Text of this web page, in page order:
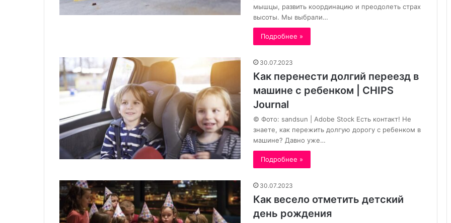
мышцы, развить координацию и преодолеть страх
высоты. Мы выбрали…
Подробнее »
30.07.2023
Как перенести долгий переезд в
машине с ребенком | CHIPS
Journal
© Фото: sandsun | Adobe Stock Есть контакт! Не
знаете, как пережить долгую дорогу с ребенком в
машине? Давно уже…
Подробнее »
30.07.2023
Как весело отметить детский
день рождения
сложности.